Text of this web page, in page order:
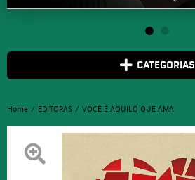
CATEGORIAS
Home EDITORAS VOCÊ É AQUILO QUE AMA